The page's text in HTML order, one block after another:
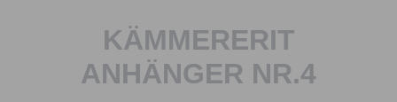
KÄMMERERIT
ANHÄNGER NR.4